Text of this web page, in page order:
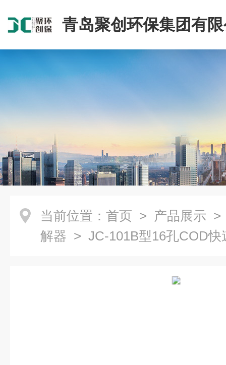
青岛聚创环保集团有
当前位置： 首页 > 产品展示
解器 > JC-101B型16孔COD快